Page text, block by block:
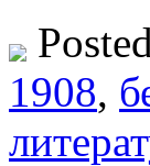
1908,